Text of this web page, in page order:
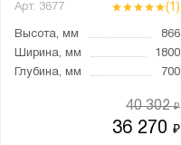
Арт. 3677 (1)
Высота, мм
866
Ширина, мм
1800
Глубина, мм
700
36 270₽
40 302₽
3